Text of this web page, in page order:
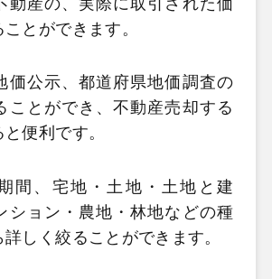
とができます。
価公示、都道府県地価調査の
ことができ、不動産売却する
便利です。
間、宅地・土地・土地と建
ション・農地・林地などの種
しく絞ることができます。